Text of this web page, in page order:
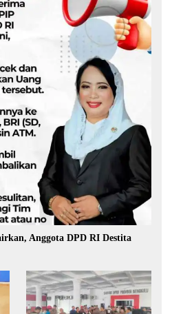
Anggota DPD RI Destita